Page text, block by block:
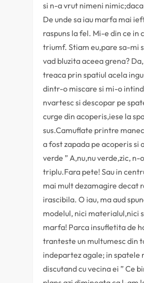
si n-a vrut nimeni
De unde sa iau marfa mai
raspuns la fel. Mi-e din ce in
triumf. Stiam eu,pare sa-mi
vad bluzita aceea grena?
treaca prin spatiul acela
dintr-o miscare si mi-o
nvartesc si descopar pe
curge din acoperis,iese la
sus.Camuflate printre
a fost zapada pe acoperis si
verde ” A,nu,nu verde,zic,
triplu.Fara pete! Sau in
mai mult dezamagire decat
irascibila. O iau, ma aud
modelul, nici materialul,nici
marfa! Parca insufletita de
tranteste un multumesc din
indepartez agale; in spatele
discutand cu vecina ei ” Ce